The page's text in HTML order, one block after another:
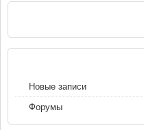
Новые записи
Форумы